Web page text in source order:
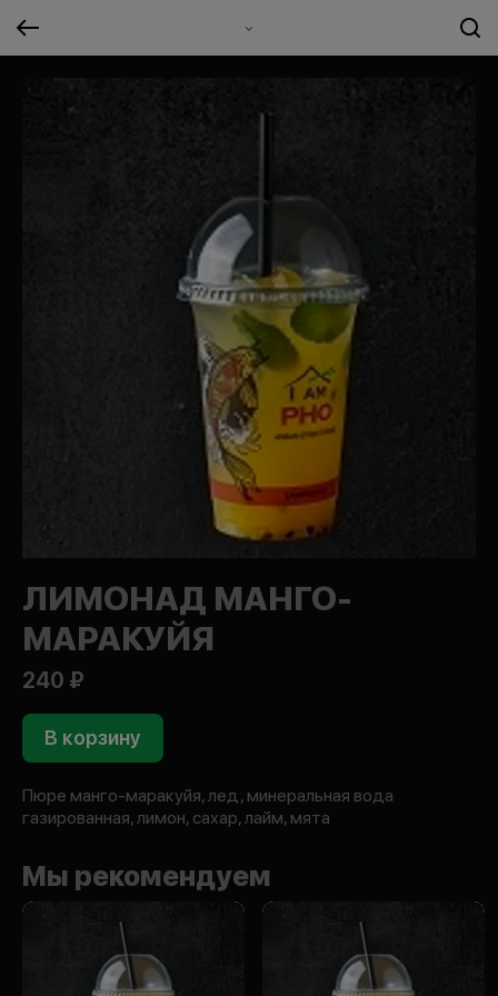
ЛИМОНАД МАНГО-
МАРАКУЙЯ
240 ₽
В корзину
Пюре манго-маракуйя, лед, минеральная вода
газированная, лимон, сахар, лайм, мята
Мы рекомендуем